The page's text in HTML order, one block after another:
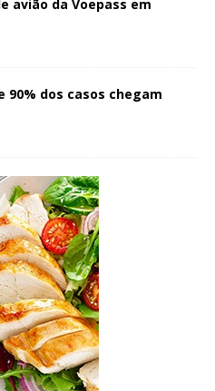
avião da Voepass em
90% dos casos chegam